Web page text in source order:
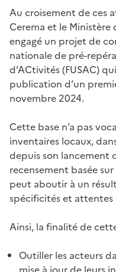
Au croisement de ces
Cerema et le Ministère
engagé un projet de
nationale de pré-
d’ACtivités (FUSAC)
publication d’un
novembre 2024.
Cette base n’a pas
inventaires locaux,
depuis son lancement
recensement basée
peut aboutir à un
spécificités et attentes
Ainsi, la finalité de
Outiller les acteurs